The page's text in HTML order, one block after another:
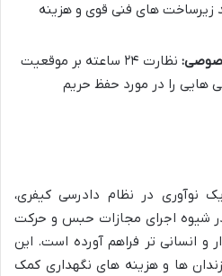
زیرساخت های فنی قوی و هزینه
نظارت ۲۴ ساعته بر موقعیت
هایی را در مورد حفظ حریم
یک نوآوری در نظام دادرسی کیفری،
در شیوه اجرای مجازات حبس و حرکت
و انسانی تر فراهم آورده است. این
ها و هزینه های نگهداری کمک